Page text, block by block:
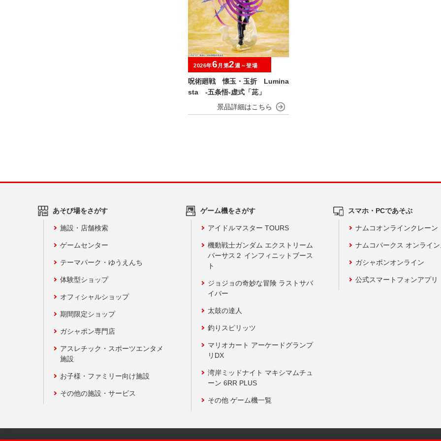
呪術廻戦 懐玉・玉折 Lumina
sta ‐五条悟‐虚式「茈」
2026年6 月第2週～登場
あそび場をさがす
施設・店舗検索
ゲームセンター
テーマパーク・ゆうえんち
体験型ショップ
オフィシャルショップ
期間限定ショップ
ガシャポン専門店
アスレチック・スポーツエンタメ
施設
お子様・ファミリー向け施設
その他の施設・サービス
ゲーム機をさがす
アイドルマスター TOURS
機動戦士ガンダム エクストリーム
バーサス２ インフィニットブース
ト
ジョジョの奇妙な冒険 ラストサバ
イバー
太鼓の達人
釣りスピリッツ
マリオカート アーケードグランプ
リDX
湾岸ミッドナイト マキシマムチュ
ーン 6RR PLUS
その他 ゲーム機一覧
スマホ・PCであそぶ
ナムコオンラインクレーン
ナムコパークス オンライ
ガシャポンオンライン
公式スマートフォンアプリ